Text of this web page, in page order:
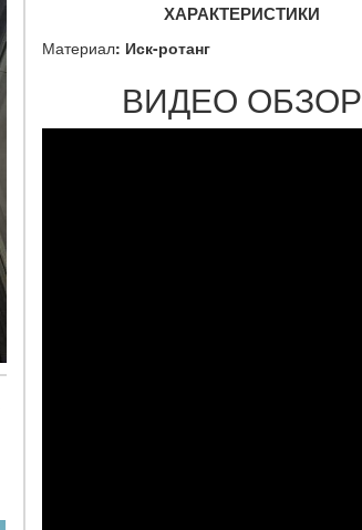
ХАРАКТЕРИСТИКИ
Материал: Иск-ротанг
ВИДЕО ОБЗОР